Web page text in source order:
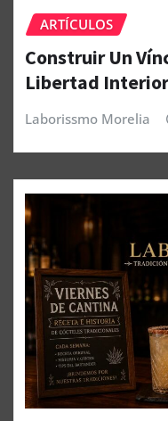
ARTÍCULOS
Construir Un
Libertad Interior
Laborissmo Morelia